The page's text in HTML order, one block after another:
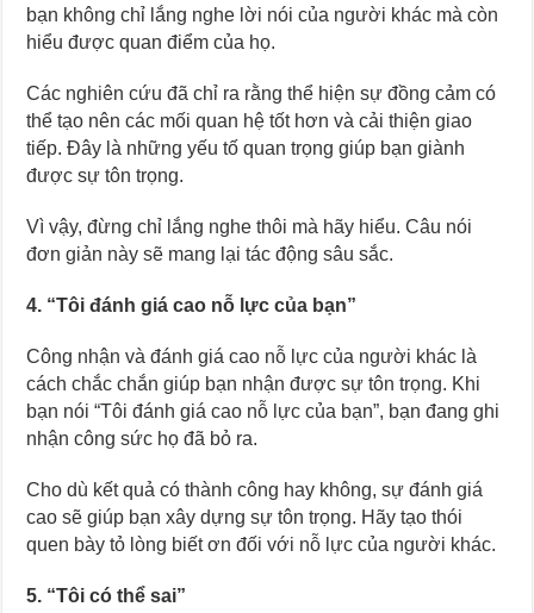
bạn không chỉ lắng nghe lời nói của người khác mà còn
hiểu được quan điểm của họ.
Các nghiên cứu đã chỉ ra rằng thể hiện sự đồng cảm có
thể tạo nên các mối quan hệ tốt hơn và cải thiện giao
tiếp. Đây là những yếu tố quan trọng giúp bạn giành
được sự tôn trọng.
Vì vậy, đừng chỉ lắng nghe thôi mà hãy hiểu. Câu nói
đơn giản này sẽ mang lại tác động sâu sắc.
4. “Tôi đánh giá cao nỗ lực của bạn”
Công nhận và đánh giá cao nỗ lực của người khác là
cách chắc chắn giúp bạn nhận được sự tôn trọng. Khi
bạn nói “Tôi đánh giá cao nỗ lực của bạn”, bạn đang ghi
nhận công sức họ đã bỏ ra.
Cho dù kết quả có thành công hay không, sự đánh giá
cao sẽ giúp bạn xây dựng sự tôn trọng. Hãy tạo thói
quen bày tỏ lòng biết ơn đối với nỗ lực của người khác.
5. “Tôi có thể sai”